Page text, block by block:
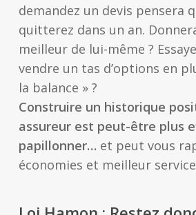
demandez un devis pensera
quitterez dans un an.
meilleur de lui-même ?
vendre un tas d’options en
la balance » ?
Construire un historique
assureur est peut-être plus
papillonner… et peut vous
économies et meilleur